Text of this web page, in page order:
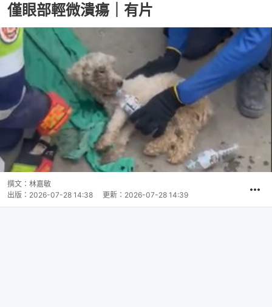
僅眼部輕微潰瘍｜有片
撰文： 林嘉敏
出版： 2026-07-28 14:38 更新： 2026-07-28 14:39